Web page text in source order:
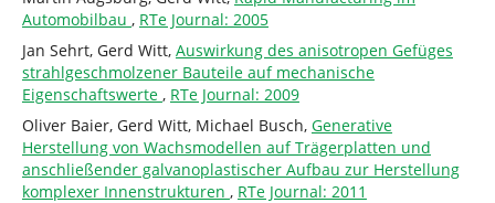
Automobilbau , RTe Journal: 2005
Jan Sehrt, Gerd Witt, Auswirkung des anisotropen Gefüges
strahlgeschmolzener Bauteile auf mechanische
Eigenschaftswerte , RTe Journal: 2009
Oliver Baier, Gerd Witt, Michael Busch, Generative
Herstellung von Wachsmodellen auf Trägerplatten und
anschließender galvanoplastischer Aufbau zur Herstellung
komplexer Innenstrukturen , RTe Journal: 2011